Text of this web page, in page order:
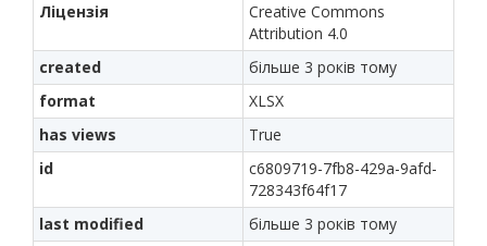
Ліцензія
Creative Commons
Attribution 4.0
created
більше 3 років тому
format
XLSX
has views
True
id
c6809719-7fb8-429a-9afd-
728343f64f17
last modified
більше 3 років тому